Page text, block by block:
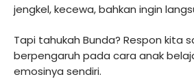
jengkel, kecewa, bahkan ingin
Tapi tahukah Bunda? Respon kita
berpengaruh pada cara anak
emosinya sendiri.